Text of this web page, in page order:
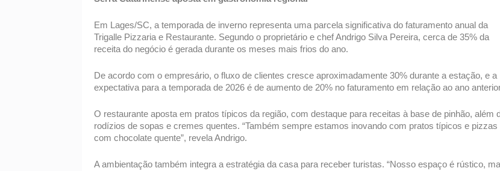
Em Lages/SC, a temporada de inverno representa uma parcela significativa do faturamento anual da
Trigalle Pizzaria e Restaurante. Segundo o proprietário e chef Andrigo Silva Pereira, cerca de 35% da
receita do negócio é gerada durante os meses mais frios do ano.
De acordo com o empresário, o fluxo de clientes cresce aproximadamente 30% durante a estação, e a
expectativa para a temporada de 2026 é de aumento de 20% no faturamento em relação ao ano
O restaurante aposta em pratos típicos da região, com destaque para receitas à base de pinhão, além
rodízios de sopas e cremes quentes. “Também sempre estamos inovando com pratos típicos e pizzas
com chocolate quente”, revela Andrigo.
A ambientação também integra a estratégia da casa para receber turistas. “Nosso espaço é rústico,